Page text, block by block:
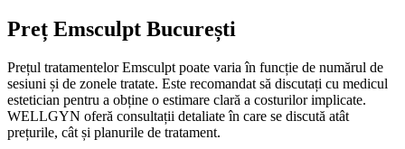
Preț Emsculpt București
Prețul tratamentelor Emsculpt poate varia în funcție de numărul de
sesiuni și de zonele tratate. Este recomandat să discutați cu medicul
estetician pentru a obține o estimare clară a costurilor implicate.
WELLGYN oferă consultații detaliate în care se discută atât
prețurile, cât și planurile de tratament.